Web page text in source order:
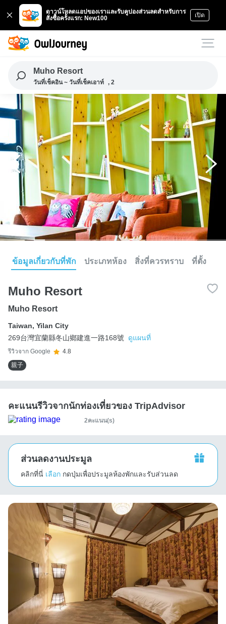
ดาวน์โหลดแอปของเราและรับคูปองส่วนลดสำหรับการ
สั่งซื้อครั้งแรก: New100
เปิด
Muho Resort
วันที่เช็คอิน ~ วันที่เช็คเอาท์ , 2
ข้อมูลเกี่ยวกับที่พัก ประเภทห้อง สิ่งที่ควรทราบ ที่ตั้ง
Muho Resort
Muho Resort
Taiwan, Yilan City
269台灣宜蘭縣冬山鄉建進一路168號
ดูแผนที่
รีวิวจาก Google
4.8
親子
คะแนนรีวิวจากนักท่องเที่ยวของ TripAdvisor
2คะแนน(s)
ส่วนลดงานประมูล
คลิกที่นี่ เลือก กดปุ่มเพื่อประมูลห้องพักและรับส่วนลด